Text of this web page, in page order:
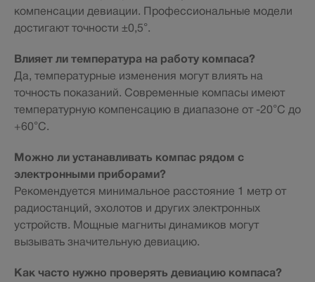
компенсации девиации. Профессиональные модели
достигают точности ±0,5°.
Влияет ли температура на работу компаса?
Да, температурные изменения могут влиять на
точность показаний. Современные компасы имеют
температурную компенсацию в диапазоне от -20°С до
+60°С.
Можно ли устанавливать компас рядом с
электронными приборами?
Рекомендуется минимальное расстояние 1 метр от
радиостанций, эхолотов и других электронных
устройств. Мощные магниты динамиков могут
вызывать значительную девиацию.
Как часто нужно проверять девиацию компаса?